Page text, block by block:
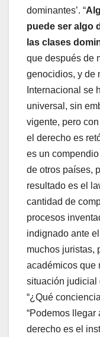
dominantes’. “
puede ser algo
las clases
que después de
genocidios, y de
Internacional se
universal, sin
vigente, pero
el derecho es
es un
de otros países,
resultado es el
cantidad de
procesos
indignado ante
muchos juristas,
académicos que
situación judicial
“¿Qué
“Podemos llegar
derecho es el